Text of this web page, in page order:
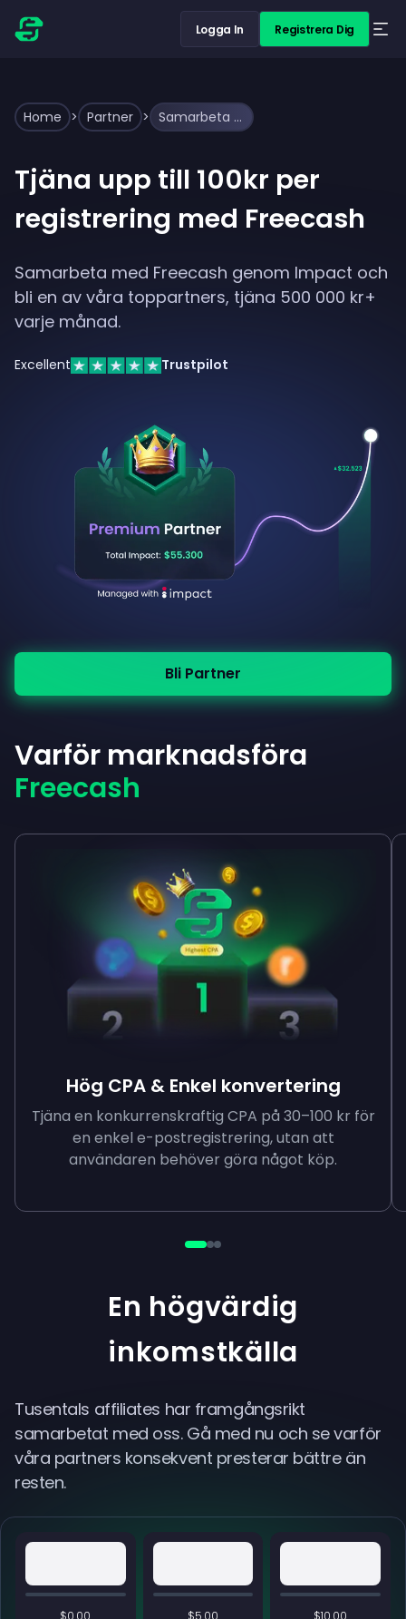
Logga In Registrera Dig
Home > Partner > Samarbeta direkt med Freecash & tjäna upp till 100kr per registrering
Tjäna upp till 100kr per
registrering med Freecash
Samarbeta med Freecash genom Impact och
bli en av våra toppartners, tjäna 500 000 kr+
varje månad.
Excellent Trustpilot
Bli Partner
Varför marknadsföra
Freecash
Hög CPA & Enkel konvertering
Tjäna en konkurrenskraftig CPA på 30–100 kr för
en enkel e-postregistrering, utan att
användaren behöver göra något köp.
$0.00 $5.00 $10.00
En högvärdig
inkomstkälla
Tusentals affiliates har framgångsrikt
samarbetat med oss. Gå med nu och se varför
våra partners konsekvent presterar bättre än
resten.